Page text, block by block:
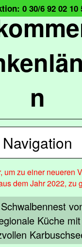
n
0 30/6 92 02 10
Navigation
um zu einer neueren
dem Jahr 2022, zu
Küche